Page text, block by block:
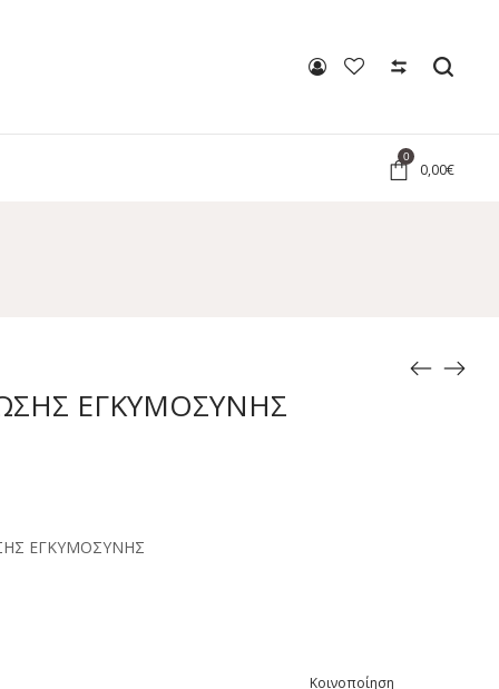
0
0,00€
ΕΓΚΥΜΟΣΥΝΗΣ
ΕΓΚΥΜΟΣΥΝΗΣ
Κοινοποίηση